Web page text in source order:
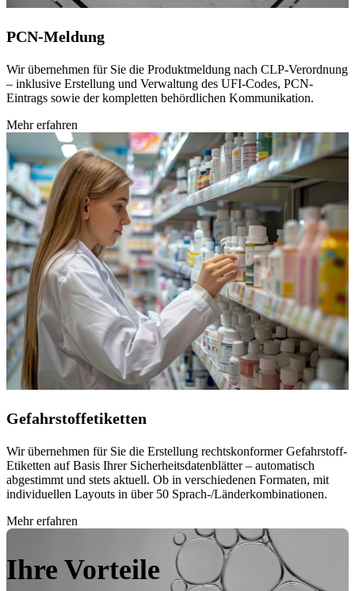
PCN-Meldung
Wir übernehmen für Sie die Produktmeldung nach CLP-Verordnung
– inklusive Erstellung und Verwaltung des UFI-Codes, PCN-
Eintrags sowie der kompletten behördlichen Kommunikation.
Mehr erfahren
Gefahrstoffetiketten
Wir übernehmen für Sie die Erstellung rechtskonformer Gefahrstoff-
Etiketten auf Basis Ihrer Sicherheitsdatenblätter – automatisch
abgestimmt und stets aktuell. Ob in verschiedenen Formaten, mit
individuellen Layouts in über 50 Sprach-/Länderkombinationen.
Mehr erfahren
Ihre Vorteile